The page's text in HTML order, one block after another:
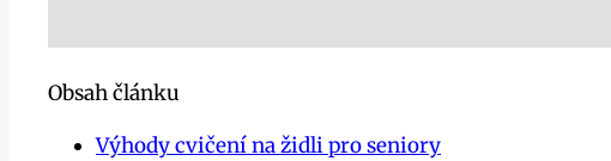
Obsah článku
Výhody cvičení na židli pro seniory